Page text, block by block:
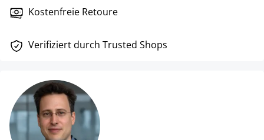
Kostenfreie Retoure
Verifiziert durch Trusted Shops